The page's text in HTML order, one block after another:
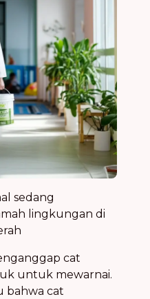
cat
untuk mewarnai.
bahwa cat